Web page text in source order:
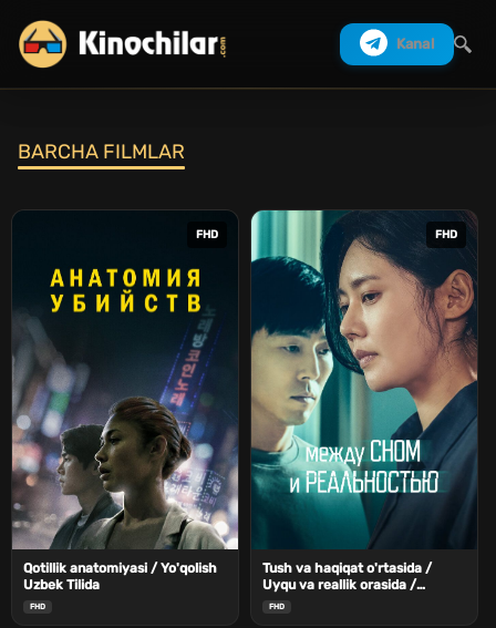
Kanal
BARCHA FILMLAR
FHD
Qotillik anatomiyasi / Yo'qolish
Uzbek Tilida
FHD
FHD
Tush va haqiqat o'rtasida /
Uyqu va reallik orasida /
G'aflatda Uzbek Tilida
FHD